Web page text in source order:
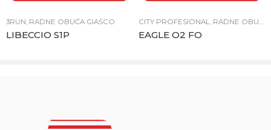
3RUN, RADNE OBUĆA GIASCO
LIBECCIO S1P
CITY PROFESIONAL, RADNE OBUĆA GIASCO
EAGLE O2 FO